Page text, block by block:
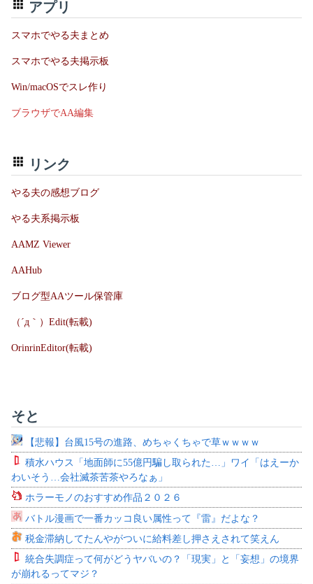
アプリ
スマホでやる夫まとめ
スマホでやる夫掲示板
Win/macOSでスレ作り
ブラウザでAA編集
リンク
やる夫の感想ブログ
やる夫系掲示板
AAMZ Viewer
AAHub
ブログ型AAツール保管庫
（´д｀）Edit(転載)
OrinrinEditor(転載)
そと
【悲報】台風15号の進路、めちゃくちゃで草ｗｗｗｗ
積水ハウス「地面師に55億円騙し取られた…」ワイ「はえーか
わいそう…会社滅茶苦茶やろなぁ」
ホラーモノのおすすめ作品２０２６
バトル漫画で一番カッコ良い属性って『雷』だよな？
税金滞納してたんやがついに給料差し押さえされて笑えん
統合失調症って何がどうヤバいの？「現実」と「妄想」の境界
が崩れるってマジ？